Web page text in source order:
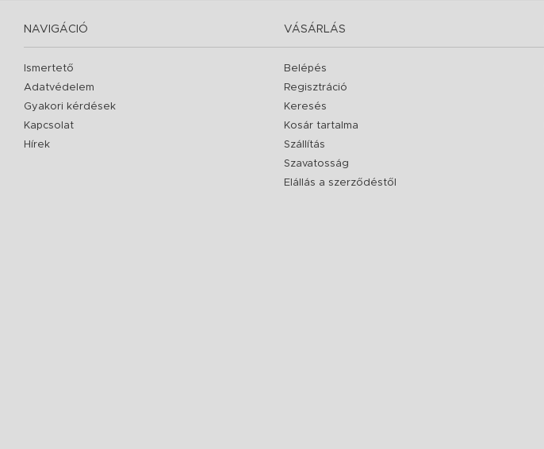
NAVIGÁCIÓ
Ismertető
Adatvédelem
Gyakori kérdések
Kapcsolat
Hírek
VÁSÁRLÁS
Belépés
Regisztráció
Keresés
Kosár tartalma
Szállítás
Szavatosság
Elállás a szerződéstől